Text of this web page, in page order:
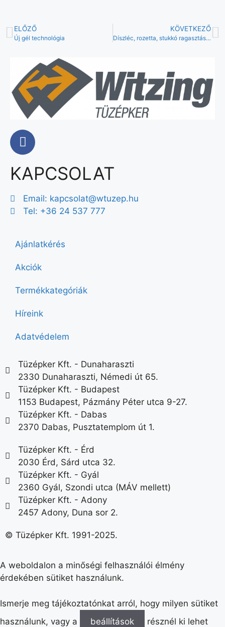
ELŐZŐ
Új gél technológia
KÖVETKEZŐ
Díszléc, rozetta, stukkó ragasztási tippek
KAPCSOLAT
Email: kapcsolat@wtuzep.hu
Tel: +36 24 537 777
Ajánlatkérés
Akciók
Termékkategóriák
Híreink
Adatvédelem
Tüzépker Kft. - Dunaharaszti
2330 Dunaharaszti, Némedi út 65.
Tüzépker Kft. - Budapest
1153 Budapest, Pázmány Péter utca 9-27.
Tüzépker Kft. - Dabas
2370 Dabas, Pusztatemplom út 1.
Tüzépker Kft. - Érd
2030 Érd, Sárd utca 32.
Tüzépker Kft. - Gyál
2360 Gyál, Szondi utca (MÁV mellett)
Tüzépker Kft. - Adony
2457 Adony, Duna sor 2.
© Tüzépker Kft. 1991-2025.
A weboldalon a minőségi felhasználói élmény
érdekében sütiket használunk.
Ismerje meg tájékoztatónkat arról, hogy milyen sütiket
használunk, vagy a
beállítások résznél ki lehet